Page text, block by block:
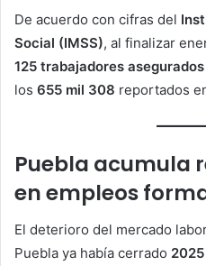
De acuerdo con cifras del
Social (IMSS), al finalizar
125 trabajadores asegurados
los 655 mil 308 reportados
Puebla acumula
en empleos
El deterioro del mercado
Puebla ya había cerrado